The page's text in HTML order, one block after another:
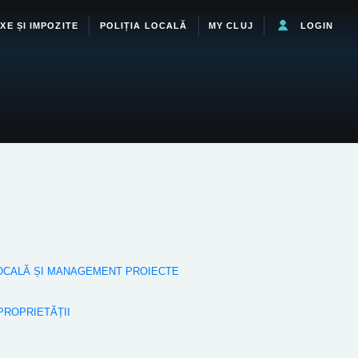
ȘI IMPOZITE POLIȚIA LOCALĂ MY CLUJ LOGIN
ȘI MANAGEMENT PROIECTE